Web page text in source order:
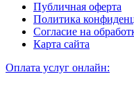
Публичная оферта
Политика
Согласие на
Карта сайта
Оплата услуг онлайн: